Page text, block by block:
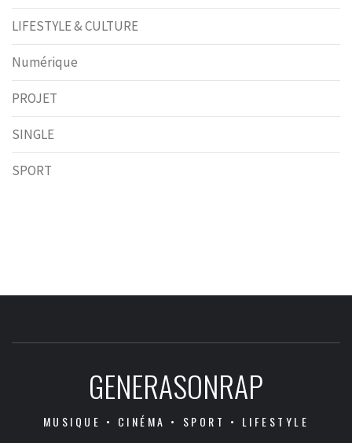
LIFESTYLE & CULTURE
Numérique
PROJET
SINGLE
SPORT
GENERASONRAP
MUSIQUE • CINÉMA • SPORT • LIFESTYLE